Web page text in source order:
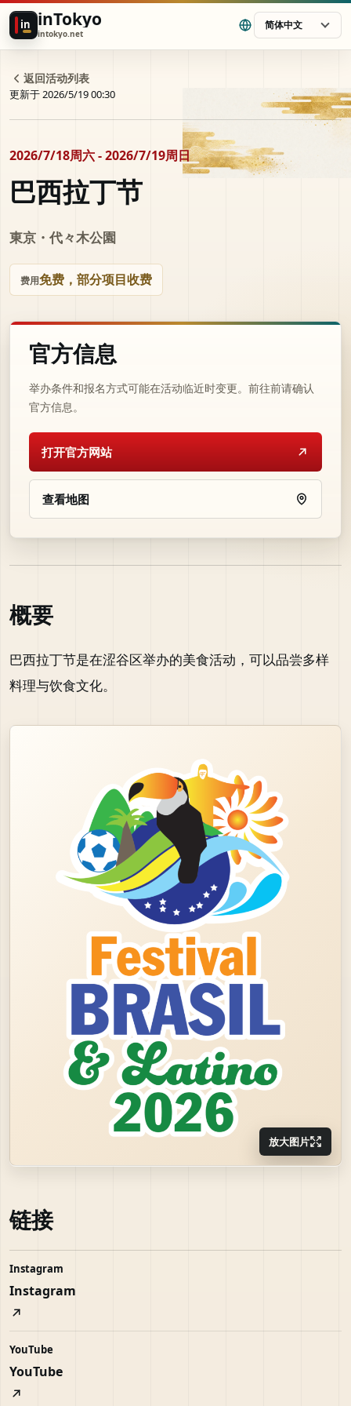
in inTokyo
intokyo.net
简体中文
返回活动列表
更新于 2026/5/19 00:30
2026/7/18周六 - 2026/7/19周日
巴西拉丁节
東京・代々木公園
费用免费，部分项目收费
官方信息
举办条件和报名方式可能在活动临近时变更。前往前请确认
官方信息。
打开官方网站
查看地图
概要
巴西拉丁节是在涩谷区举办的美食活动，可以品尝多样
料理与饮食文化。
放大图片
链接
Instagram
Instagram
YouTube
YouTube